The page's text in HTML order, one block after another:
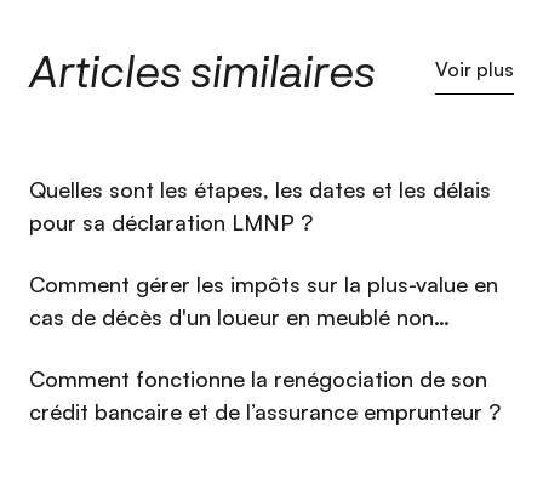
a structuré de zéro la machine commerciale : équipe de
vente, process et cadences, mais aussi un réseau de
l'IA au cœur de sa méthode, il transforme chaque échange en
un parcours simple et fluide pour les propriétaires bailleurs.
Passionné de photographie, fidèle à son premier métier, et
conviction simple : bien vendre, c'est d'abord bien expliquer
— transformer une fiscalité réputée complexe en décision
Articles similaires Voir plus
⁠Quelles sont les étapes, les dates et les délais
pour sa déclaration LMNP ?
Comment gérer les impôts sur la plus-value en
cas de décès d'un loueur en meublé non
Comment fonctionne la renégociation de son
crédit bancaire et de l’assurance emprunteur ?